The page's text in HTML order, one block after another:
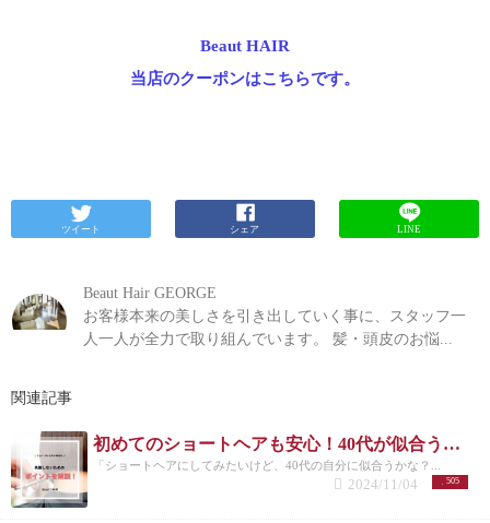
Beaut HAIR
当店のクーポンはこちらです。
ツイート シェア LINE
Beaut Hair GEORGE
お客様本来の美しさを引き出していく事に、スタッフ一
人一人が全力で取り組んでいます。 髪・頭皮のお悩...
関連記事
初めてのショートヘアも安心！40代が似合う失敗しないスタイル選びガイド
「ショートヘアにしてみたいけど、40代の自分に似合うかな？...
505
2024/11/04